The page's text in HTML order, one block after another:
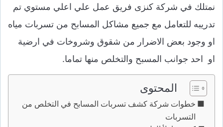
نمتلك في شركة كنزى فريق عمل علي اعلي مستوي تم
تدريبه للتعامل مع جميع مشاكل المسابح من تسربات مياه
او وجود بعض الاضرار من شقوق وشروخات في ارضية
او احد جوانب المسبح والتخلص منها تماما.
المحتوى
خطوات شركة كشف تسربات المسابح في التخلص من
التسربات